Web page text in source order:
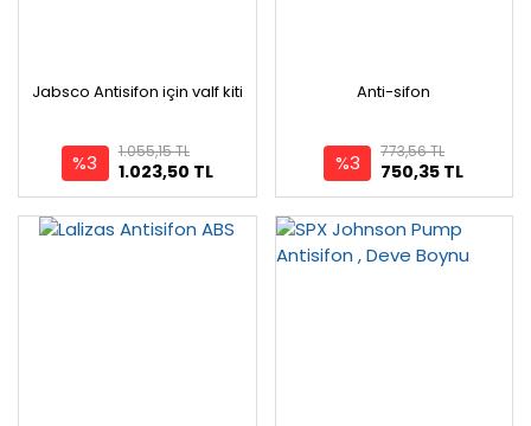
Jabsco Antisifon için valf kiti
%3 1.023,50 TL
1.055,15 TL
Anti-sifon
%3 750,35 TL
773,56 TL